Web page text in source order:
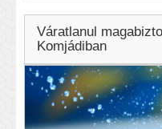
Váratlanul
Komjádiban